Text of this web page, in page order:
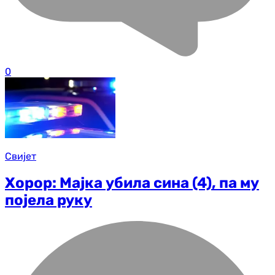
0
Свијет
Хорор: Мајка убила сина (4), па му
појела руку